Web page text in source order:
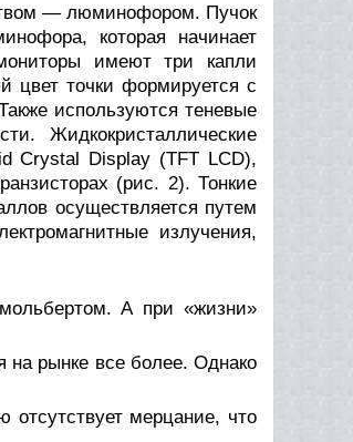
— люминофором. Пучок
которая начинает
имеют три капли
точки формируется с
используются теневые
Жидкокристаллические
Crystal Display (TFT LCD),
(рис. 2). Тонкие
осуществляется путем
излучения,
А при «жизни»
на рынке все более. Однако
мерцание, что